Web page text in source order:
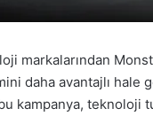
markalarından
daha avantajlı
kampanya, teknoloji